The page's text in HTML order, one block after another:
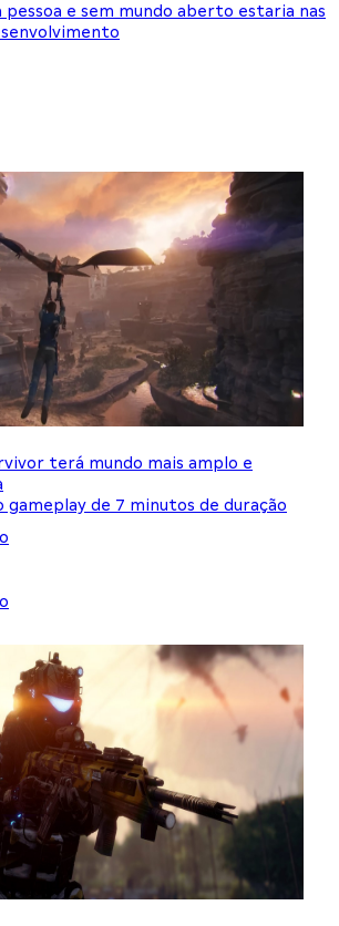
e sem mundo aberto estaria nas
terá mundo mais amplo e
gameplay de 7 minutos de duração